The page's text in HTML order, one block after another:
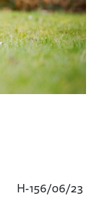
H-156/06/23